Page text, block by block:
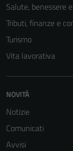
Salute, benessere
Tributi, finanze e
Turismo
Vita lavorativa
NOVITÀ
Notizie
Comunicati
Avvisi